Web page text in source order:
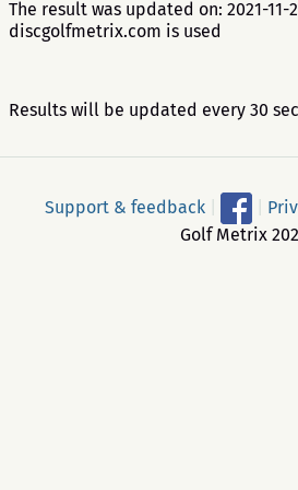
The result was updated on: 2021-11-
discgolfmetrix.com is used
Results will be updated every 30
Support & feedback
Golf Metrix